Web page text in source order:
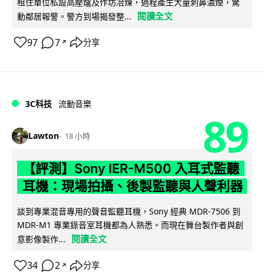
動鄰居報警。警方到場揭發整...
閱讀全文
97 7 ↗ 分享
3C科技 流動音樂
Lawton 18 小時 89
【評測】Sony IER-M500 入耳式監聽
耳機：現場拍攝、後製監聽與人聲利器
談到專業混音專用的聲音監聽耳機，Sony 經典 MDR-7506 到
MDR-M1 專業錄音室耳機都為人熟悉。而現在舞台製作者與創
意影像製作...
閱讀全文
34 2 ↗ 分享